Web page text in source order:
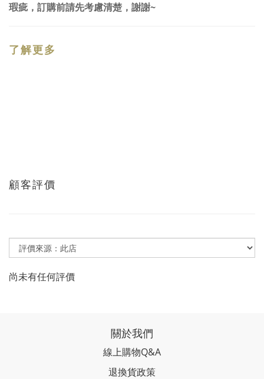
瑕疵，訂購前請先考慮清楚，謝謝~
了解更多
顧客評價
尚未有任何評價
關於我們
線上購物Q&A
退換貨政策